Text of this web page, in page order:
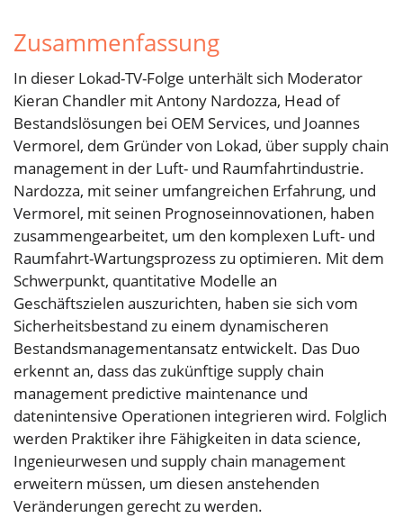
Zusammenfassung
In dieser Lokad-TV-Folge unterhält sich Moderator
Kieran Chandler mit Antony Nardozza, Head of
Bestandslösungen bei OEM Services, und Joannes
Vermorel, dem Gründer von Lokad, über supply chain
management in der Luft- und Raumfahrtindustrie.
Nardozza, mit seiner umfangreichen Erfahrung, und
Vermorel, mit seinen Prognoseinnovationen, haben
zusammengearbeitet, um den komplexen Luft- und
Raumfahrt-Wartungsprozess zu optimieren. Mit dem
Schwerpunkt, quantitative Modelle an
Geschäftszielen auszurichten, haben sie sich vom
Sicherheitsbestand zu einem dynamischeren
Bestandsmanagementansatz entwickelt. Das Duo
erkennt an, dass das zukünftige supply chain
management predictive maintenance und
datenintensive Operationen integrieren wird. Folglich
werden Praktiker ihre Fähigkeiten in data science,
Ingenieurwesen und supply chain management
erweitern müssen, um diesen anstehenden
Veränderungen gerecht zu werden.